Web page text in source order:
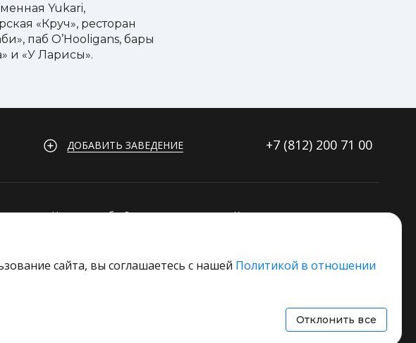
Yukari,
«Круч», ресторан
паб O’Hooligans, бары
и «У Ларисы».
ДОБАВИТЬ ЗАВЕДЕНИЕ +7 (812) 200 71 00
Нашли ошибку?
Вакансии
Контакты
Основной стек технологий
сайта, вы соглашаетесь с нашей Политикой в отношении
Отклонить все